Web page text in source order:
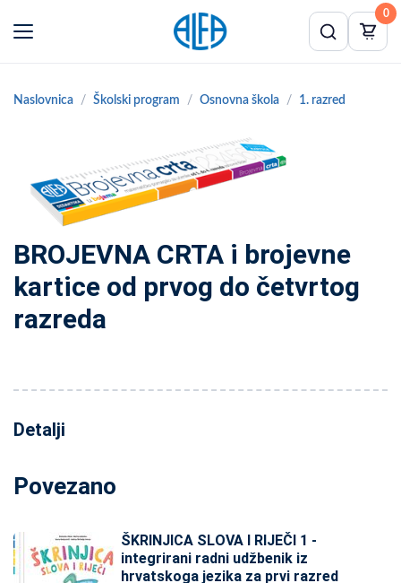
0
Naslovnica Školski program Osnovna škola 1. razred
BROJEVNA CRTA i brojevne
kartice od prvog do četvrtog
razreda
Detalji
Povezano
ŠKRINJICA SLOVA I RIJEČI 1 -
integrirani radni udžbenik iz
hrvatskoga jezika za prvi razred